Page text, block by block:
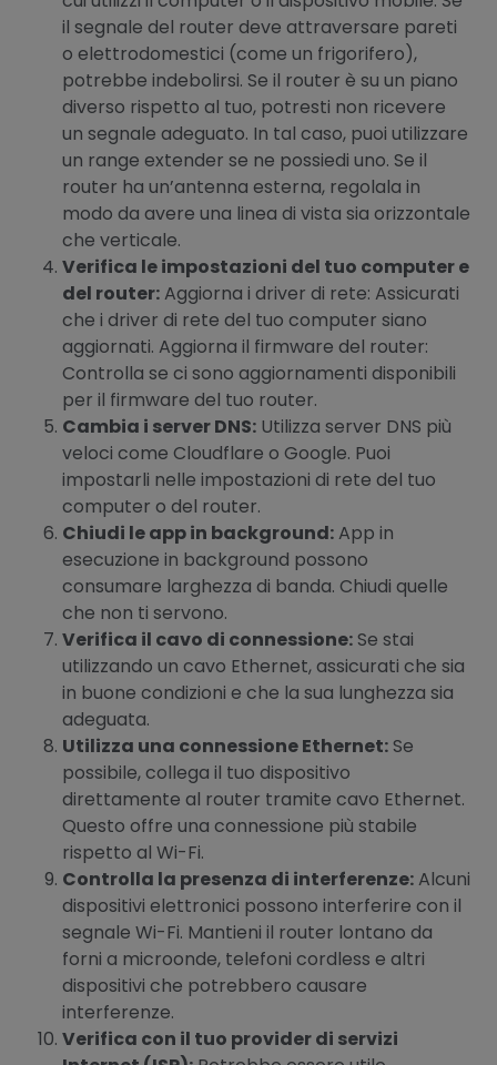
il segnale del router deve attraversare pareti
o elettrodomestici (come un frigorifero),
potrebbe indebolirsi. Se il router è su un piano
diverso rispetto al tuo, potresti non ricevere
un segnale adeguato. In tal caso, puoi utilizzare
un range extender se ne possiedi uno. Se il
router ha un’antenna esterna, regolala in
modo da avere una linea di vista sia orizzontale
che verticale.
Verifica le impostazioni del tuo computer e
del router:Aggiorna i driver di rete: Assicurati
che i driver di rete del tuo computer siano
aggiornati. Aggiorna il firmware del router:
Controlla se ci sono aggiornamenti disponibili
per il firmware del tuo router.
Cambia i server DNS: Utilizza server DNS più
veloci come Cloudflare o Google. Puoi
impostarli nelle impostazioni di rete del tuo
computer o del router.
Chiudi le app in background:App in
esecuzione in background possono
consumare larghezza di banda. Chiudi quelle
che non ti servono.
Verifica il cavo di connessione: Se stai
utilizzando un cavo Ethernet, assicurati che sia
in buone condizioni e che la sua lunghezza sia
adeguata.
Utilizza una connessione Ethernet: Se
possibile, collega il tuo dispositivo
direttamente al router tramite cavo Ethernet.
Questo offre una connessione più stabile
rispetto al Wi-Fi.
Controlla la presenza di interferenze:Alcuni
dispositivi elettronici possono interferire con il
segnale Wi-Fi. Mantieni il router lontano da
forni a microonde, telefoni cordless e altri
dispositivi che potrebbero causare
interferenze.
Verifica con il tuo provider di servizi